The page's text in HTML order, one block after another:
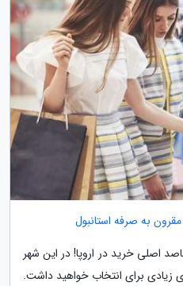
به صرفه استانبول
اصلی خرید در اروپا! در این شهر
های زیادی برای انتخاب خواهید داشت.